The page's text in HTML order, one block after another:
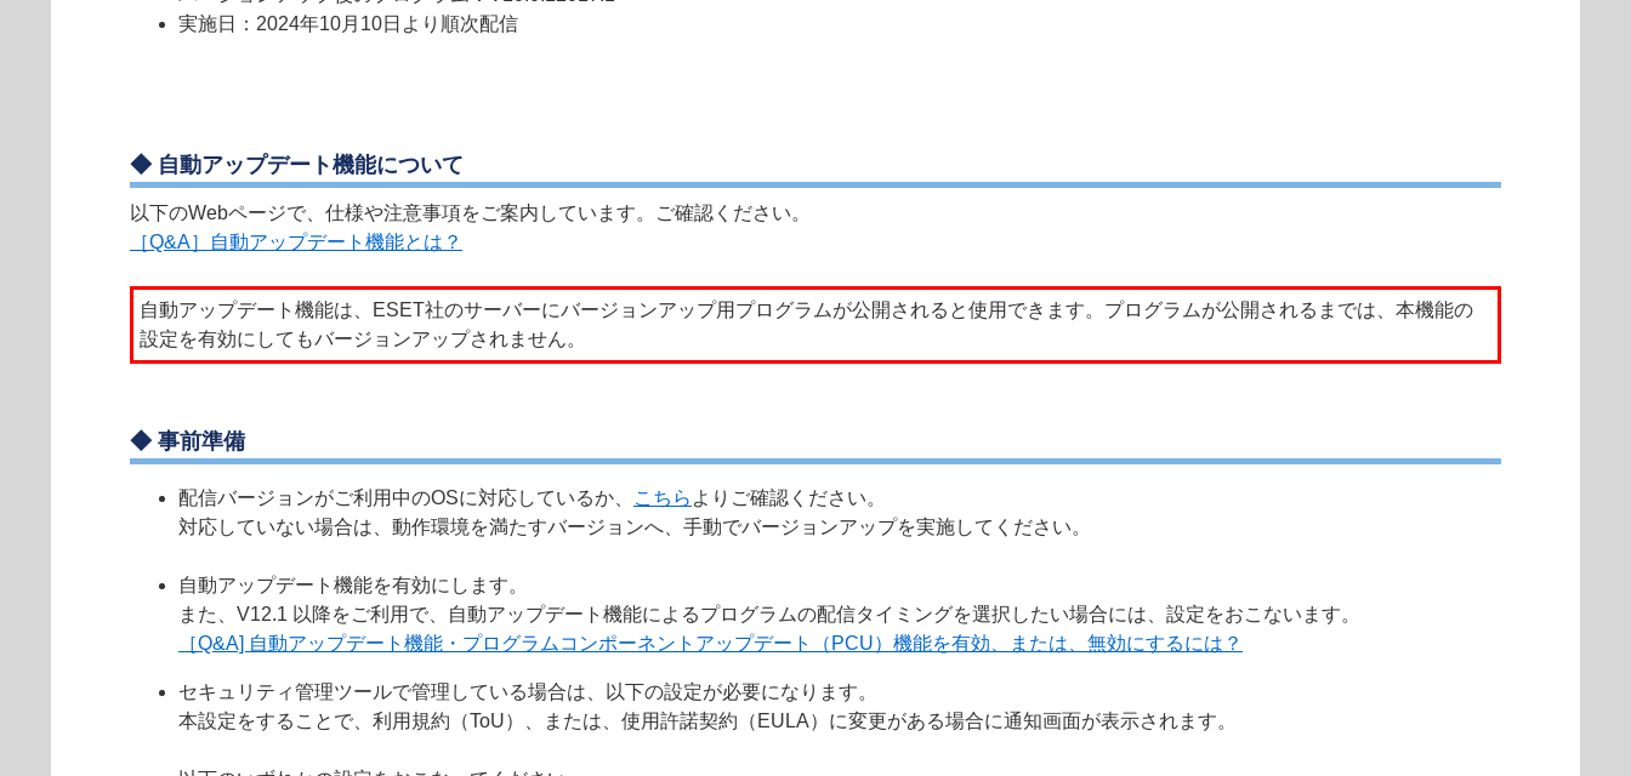
実施日：2024年10月10日より順次配信
◆ 自動アップデート機能について
以下のWebページで、仕様や注意事項をご案内しています。ご確認ください。
［Q&A］自動アップデート機能とは？
自動アップデート機能は、ESET社のサーバーにバージョンアップ用プログラムが公開されると使用できます。プログラムが公開されるまでは、本機能の
設定を有効にしてもバージョンアップされません。
◆ 事前準備
配信バージョンがご利用中のOSに対応しているか、 こちら よりご確認ください。
対応していない場合は、動作環境を満たすバージョンへ、手動でバージョンアップを実施してください。
自動アップデート機能を有効にします。
また、V12.1 以降をご利用で、自動アップデート機能によるプログラムの配信タイミングを選択したい場合には、設定をおこないます。
［Q&A] 自動アップデート機能・プログラムコンポーネントアップデート（PCU）機能を有効、または、無効にするには？
セキュリティ管理ツールで管理している場合は、以下の設定が必要になります。
本設定をすることで、利用規約（ToU）、または、使用許諾契約（EULA）に変更がある場合に通知画面が表示されます。